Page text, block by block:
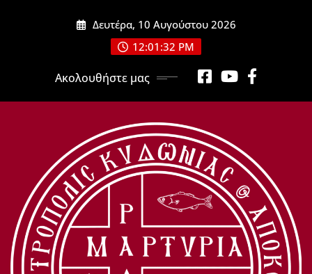
Δευτέρα, 10 Αυγούστου 2026
12:01:34 PM
Ακολουθήστε μας